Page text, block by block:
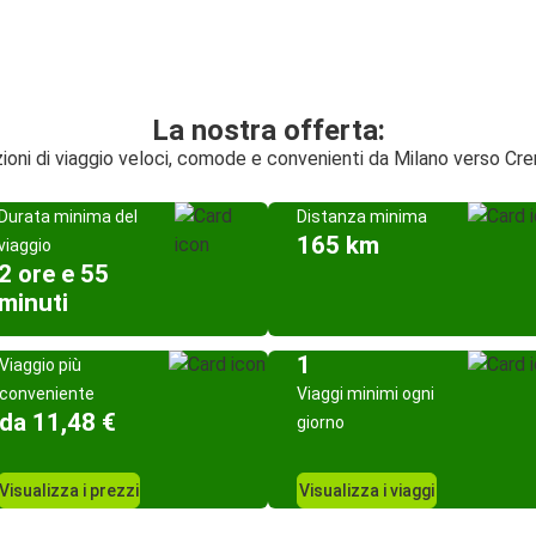
La nostra offerta:
di viaggio veloci, comode e convenienti da Milano verso
Durata minima del
2 ore e 55
minuti
Distanza minima
165 km
Viaggio più
conveniente
da 11,48 €
Visualizza i prezzi
1
Viaggi minimi ogni
giorno
Visualizza i viaggi